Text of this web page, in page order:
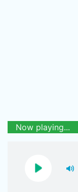
Now playing...